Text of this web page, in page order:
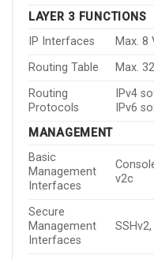
LAYER 3 FUNCTIONS
IP Interfaces
Max. 8
Routing Table
Max.
Routing
Protocols
IPv4
IPv6
MANAGEMENT
Basic
Management
Interfaces
v2c
Secure
Management
Interfaces